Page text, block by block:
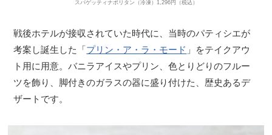
スパゲッティナポリタン（冷凍）1,296円（税込）
戦後ホテルが接収されていた時代に、当時のパティシエが
考案し誕生した「プリン・ア・ラ・モード 」をテイクアウ
ト用に用意。バニラアイスやプリン、色とりどりのフルー
ツを飾り、脚付きのガラスの器に盛り付けた、歴史あるデ
ザートです。